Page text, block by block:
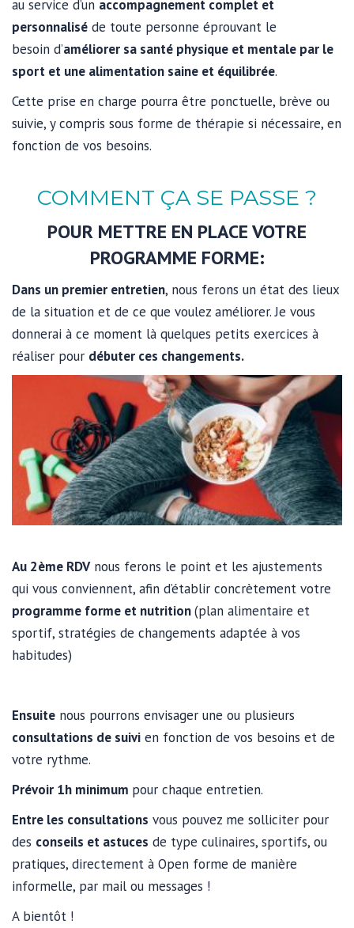
au service d’un accompagnement complet et
personnalisé de toute personne éprouvant le
besoin d’améliorer sa santé physique et mentale par le
sport et une alimentation saine et équilibrée.
Cette prise en charge pourra être ponctuelle, brève ou
suivie, y compris sous forme de thérapie si nécessaire, en
fonction de vos besoins.
COMMENT ÇA SE PASSE ?
POUR METTRE EN PLACE VOTRE
PROGRAMME FORME:
Dans un premier entretien, nous ferons un état des lieux
de la situation et de ce que voulez améliorer. Je vous
donnerai à ce moment là quelques petits exercices à
réaliser pour débuter ces changements.
Au 2ème RDVnous ferons le point et les ajustements
qui vous conviennent, afin d’établir concrètement votre
programme forme et nutrition(plan alimentaire et
sportif, stratégies de changements adaptée à vos
habitudes)
Ensuite nous pourrons envisager une ou plusieurs
consultations de suivi en fonction de vos besoins et de
votre rythme.
Prévoir 1h minimum pour chaque entretien.
Entre les consultations vous pouvez me solliciter pour
des conseils et astuces de type culinaires, sportifs, ou
pratiques, directement à Open forme de manière
informelle, par mail ou messages !
A bientôt !